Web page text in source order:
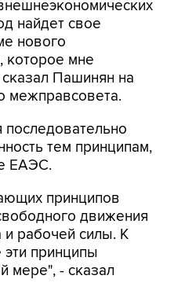
найдет свое
нового
которое мне
Пашинян на
межправсовета.
тем принципам,
ЕАЭС.
принципов
движения
и рабочей силы. К
принципы
мере", - сказал